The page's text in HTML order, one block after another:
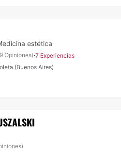
estética
Opiniones)·7 Experiencias
(Buenos Aires)